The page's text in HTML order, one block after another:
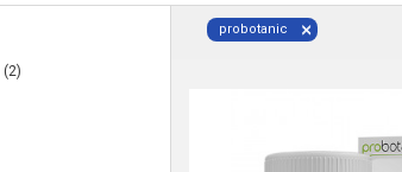
(2)
probotanic